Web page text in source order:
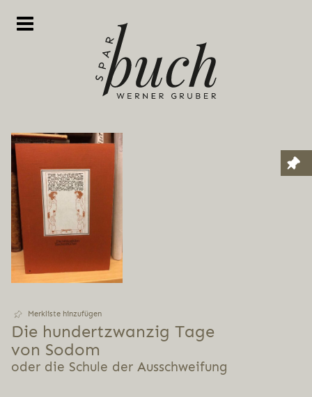
Merkliste hinzufügen
Die hun­dert­zwan­zig Tage
von Sodom
oder die Schule der Ausschweifung